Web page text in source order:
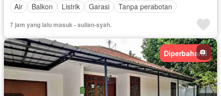
Air
Balkon Listrik Garasi Tanpa perabotan
7 jam yang lalu masuk - sulian-syah.
Diperbaharui